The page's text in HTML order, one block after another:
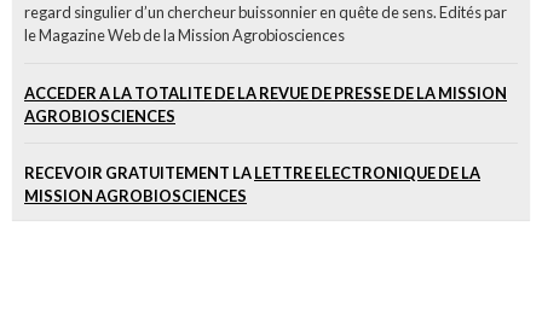
regard singulier d’un chercheur buissonnier en quête de sens. Edités par
le Magazine Web de la Mission Agrobiosciences
ACCEDER A LA TOTALITE DE LA REVUE DE PRESSE DE LA MISSION
AGROBIOSCIENCES
RECEVOIR GRATUITEMENT LALETTRE ELECTRONIQUE DE LA
MISSION AGROBIOSCIENCES